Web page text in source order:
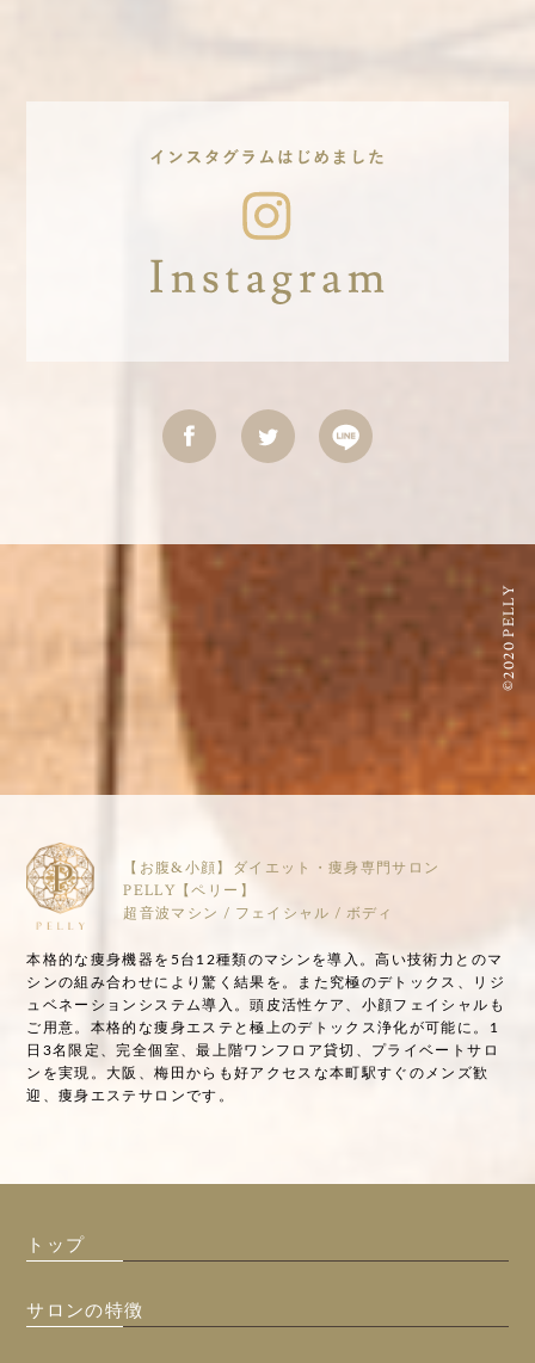
©2020 PELLY
【お腹&小顔】ダイエット・痩身専門サロン
PELLY【ペリー】
超音波マシン / フェイシャル / ボディ
本格的な痩身機器を5台12種類のマシンを導入。高い技術力とのマ
シンの組み合わせにより驚く結果を。また究極のデトックス、リジ
ュベネーションシステム導入。頭皮活性ケア、小顔フェイシャルも
ご用意。本格的な痩身エステと極上のデトックス浄化が可能に。1
日3名限定、完全個室、最上階ワンフロア貸切、プライベートサロ
ンを実現。大阪、梅田からも好アクセスな本町駅すぐのメンズ歓
迎、痩身エステサロンです。
トップ
サロンの特徴